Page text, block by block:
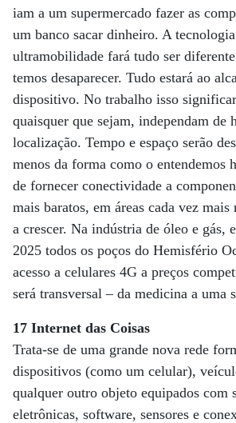
iam a um supermercado fazer as
um banco sacar dinheiro. A
ultramobilidade fará tudo ser
temos desaparecer. Tudo estará ao
dispositivo. No trabalho isso
quaisquer que sejam, independam de
localização. Tempo e espaço serão
menos da forma como o entendemos
de fornecer conectividade a
mais baratos, em áreas cada vez mais
a crescer. Na indústria de óleo e gás,
2025 todos os poços do Hemisfério
acesso a celulares 4G a preços
será transversal – da medicina a uma
17 Internet das Coisas
Trata-se de uma grande nova rede
dispositivos (como um celular),
qualquer outro objeto equipados com
eletrônicas, software, sensores e